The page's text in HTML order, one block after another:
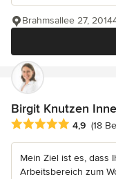
Brahmsallee 27,
Birgit Knutzen
Durchschnittliche
4,9 (18
Mein Ziel ist es, dass
Arbeitsbereich zum